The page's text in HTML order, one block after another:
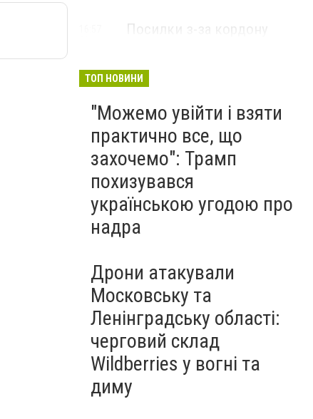
Посилки з-за кордону
правила
ТОП НОВИНИ
"Можемо увійти і взяти
практично все, що
захочемо": Трамп
похизувався
українською угодою про
надра
Дрони атакували
Московську та
Ленінградську області:
черговий склад
Wildberries у вогні та
диму